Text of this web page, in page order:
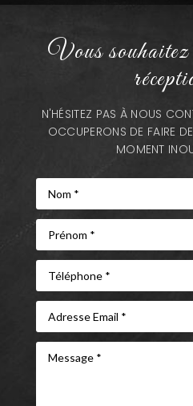
Vous souhaitez
N'HÉSITEZ PAS À NOUS
OCCUPERONS DE FAIRE
MOMENT